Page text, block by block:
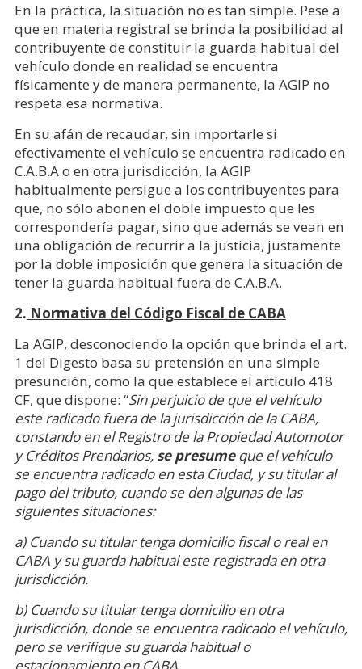
En la práctica, la situación no es tan simple. Pese a
que en materia registral se brinda la posibilidad al
contribuyente de constituir la guarda habitual del
vehículo donde en realidad se encuentra
físicamente y de manera permanente, la AGIP no
respeta esa normativa.
En su afán de recaudar, sin importarle si
efectivamente el vehículo se encuentra radicado en
C.A.B.A o en otra jurisdicción, la AGIP
habitualmente persigue a los contribuyentes para
que, no sólo abonen el doble impuesto que les
correspondería pagar, sino que además se vean en
una obligación de recurrir a la justicia, justamente
por la doble imposición que genera la situación de
tener la guarda habitual fuera de C.A.B.A.
2. Normativa del Código Fiscal de CABA
La AGIP, desconociendo la opción que brinda el art.
1 del Digesto basa su pretensión en una simple
presunción, como la que establece el artículo 418
CF, que dispone: “Sin perjuicio de que el vehículo
este radicado fuera de la jurisdicción de la CABA,
constando en el Registro de la Propiedad Automotor
y Créditos Prendarios, se presumeque el vehículo
se encuentra radicado en esta Ciudad, y su titular al
pago del tributo, cuando se den algunas de las
siguientes situaciones:
a) Cuando su titular tenga domicilio fiscal o real en
CABA y su guarda habitual este registrada en otra
jurisdicción.
b) Cuando su titular tenga domicilio en otra
jurisdicción, donde se encuentra radicado el vehículo,
pero se verifique su guarda habitual o